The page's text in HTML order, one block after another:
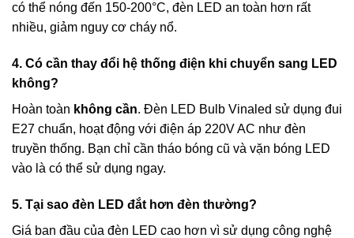
có thể nóng đến 150-200°C, đèn LED an toàn hơn rất
nhiều, giảm nguy cơ cháy nổ.
4. Có cần thay đổi hệ thống điện khi chuyển sang LED
không?
Hoàn toàn không cần. Đèn LED Bulb Vinaled sử dụng đui
E27 chuẩn, hoạt động với điện áp 220V AC như đèn
truyền thống. Bạn chỉ cần tháo bóng cũ và vặn bóng LED
vào là có thể sử dụng ngay.
5. Tại sao đèn LED đắt hơn đèn thường?
Giá ban đầu của đèn LED cao hơn vì sử dụng công nghệ